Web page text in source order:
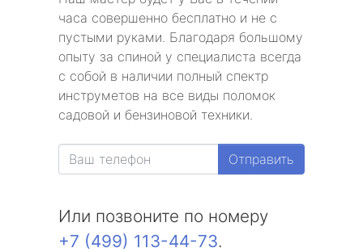
часа совершенно бесплатно и не с
пустыми руками. Благодаря большому
опыту за спиной у специалиста всегда
с собой в наличии полный спектр
инструметов на все виды поломок
садовой и бензиновой техники.
Отправить
Или позвоните по номеру
+7 (499) 113-44-73.